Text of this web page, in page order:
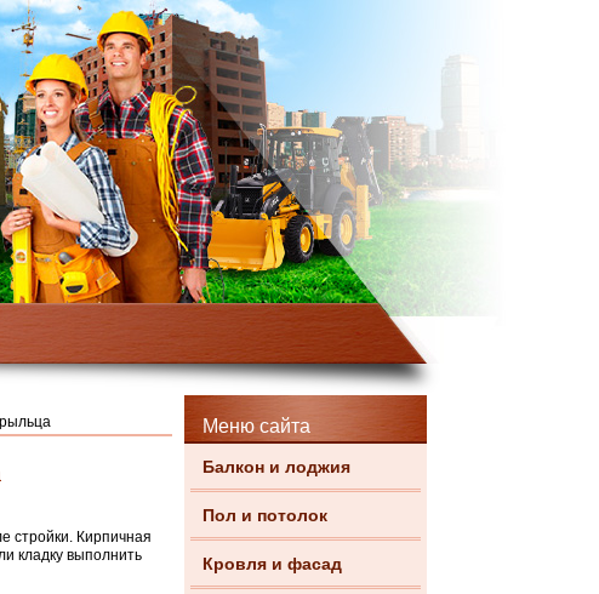
Меню сайта
Балкон и лоджия
Пол и потолок
Кровля и фасад
стройки. Кирпичная
кладку выполнить